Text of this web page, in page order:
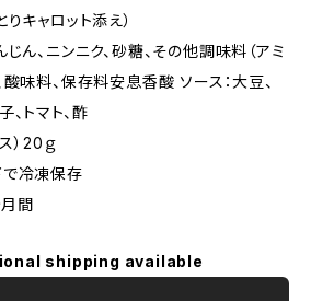
キャロット添え）
ん、ニンニク、砂糖、その他調味料（アミ
酸味料、保存料安息香酸 ソース：大豆、
、トマト、酢
）20ｇ
冷凍保存
間
shipping available